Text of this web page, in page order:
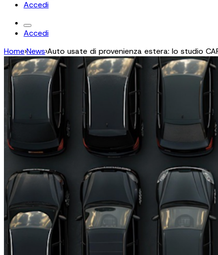
Accedi
Accedi
Home›News›Auto usate di provenienza estera: lo studio